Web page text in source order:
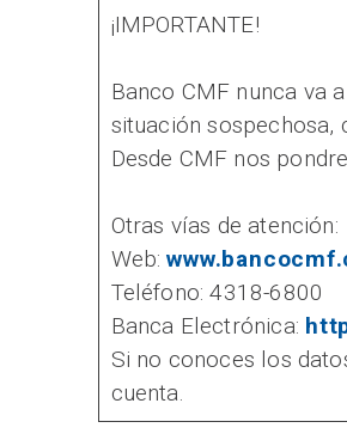
¡IMPORTANTE!
Banco CMF nunca va
situación
Desde CMF nos
Otras vías de atención:
Web:
Teléfono: 4318-6800
Banca Electrónica:
Si no conoces los
cuenta.